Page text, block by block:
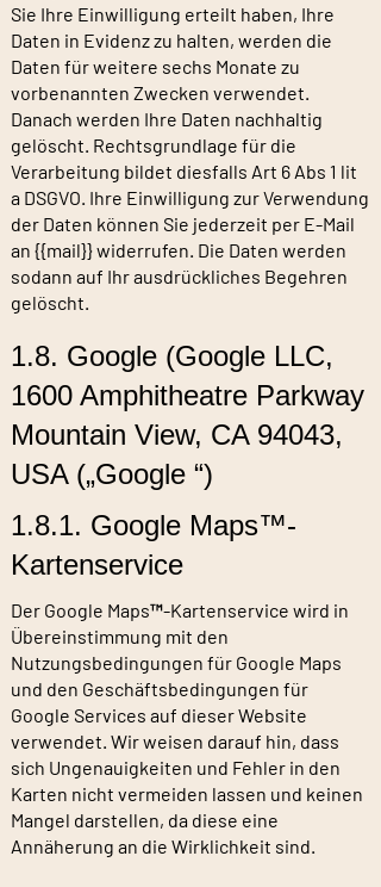
Sie Ihre Einwilligung erteilt haben, Ihre
Daten in Evidenz zu halten, werden die
Daten für weitere sechs Monate zu
vorbenannten Zwecken verwendet.
Danach werden Ihre Daten nachhaltig
gelöscht. Rechtsgrundlage für die
Verarbeitung bildet diesfalls Art 6 Abs 1 lit
a DSGVO. Ihre Einwilligung zur Verwendung
der Daten können Sie jederzeit per E-Mail
an {{mail}} widerrufen. Die Daten werden
sodann auf Ihr ausdrückliches Begehren
gelöscht.
1.8. Google (Google LLC,
1600 Amphitheatre Parkway
Mountain View, CA 94043,
USA („Google “)
Der Google Maps™-Kartenservice wird in
Übereinstimmung mit den
Nutzungsbedingungen für Google Maps
und den Geschäftsbedingungen für
Google Services auf dieser Website
verwendet. Wir weisen darauf hin, dass
sich Ungenauigkeiten und Fehler in den
Karten nicht vermeiden lassen und keinen
Mangel darstellen, da diese eine
Annäherung an die Wirklichkeit sind.
1.8.1. Google Maps™-
Kartenservice